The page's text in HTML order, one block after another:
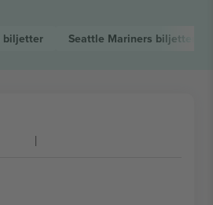
biljetter Seattle Mariners biljetter